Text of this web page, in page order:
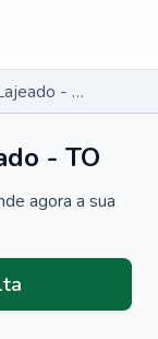
Clínico Geral em Lajeado - TO
- TO
agora a sua